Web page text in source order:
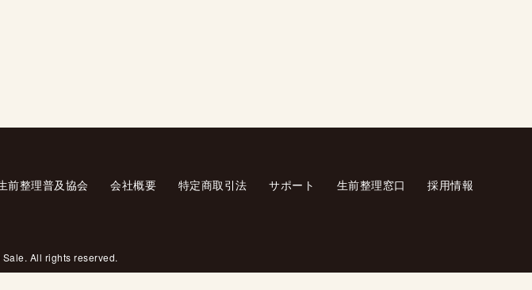
前整理普及協会 会社概要 特定商取引法 サポート 生前整理窓口
採用情報
All rights reserved.